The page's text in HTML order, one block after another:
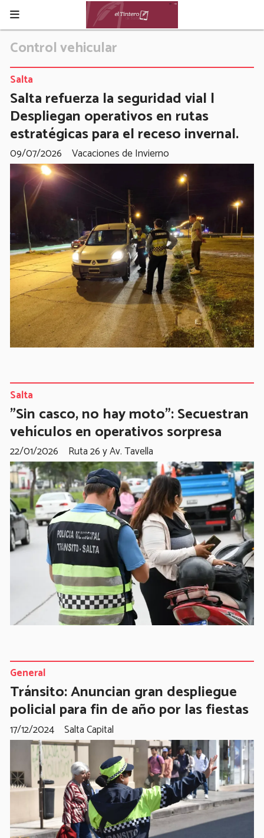
Control vehicular
Salta refuerza la seguridad vial |
Despliegan operativos en rutas
estratégicas para el receso invernal.
Vacaciones de Invierno
Salta
09/07/2026
"Sin casco, no hay moto": Secuestran
vehículos en operativos sorpresa
Ruta 26 y Av. Tavella
Salta
22/01/2026
Tránsito: Anuncian gran despliegue
policial para fin de año por las fiestas
Salta Capital
General
17/12/2024